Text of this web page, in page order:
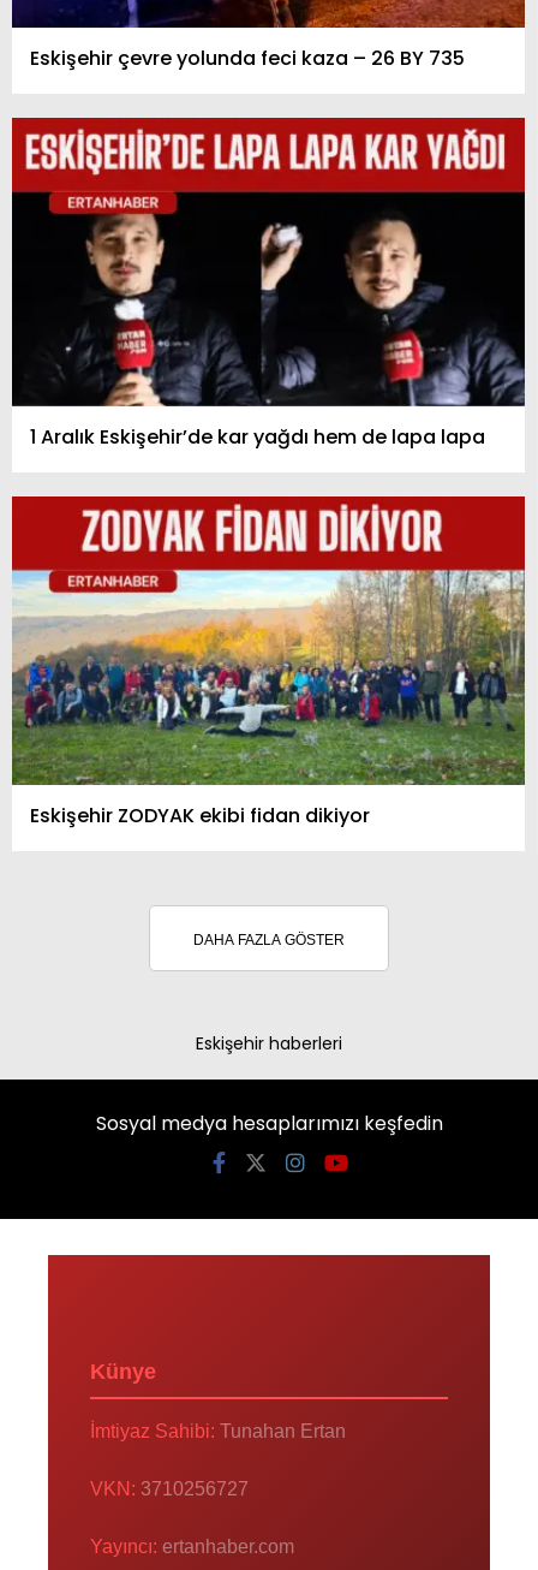
Eskişehir çevre yolunda feci kaza – 26 BY 735
1 Aralık Eskişehir’de kar yağdı hem de lapa lapa
Eskişehir ZODYAK ekibi fidan dikiyor
DAHA FAZLA GÖSTER
Eskişehir haberleri
Sosyal medya hesaplarımızı keşfedin
Künye
İmtiyaz Sahibi: Tunahan Ertan
VKN: 3710256727
Yayıncı: ertanhaber.com